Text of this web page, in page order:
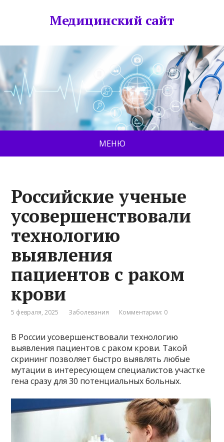
Медицинский сайт
МЕНЮ
Российские ученые
усовершенствовали
технологию
выявления
пациентов с раком
крови
5 февраля, 2025 Заболевания Комментарии: 0
В России усовершенствовали технологию
выявления пациентов с раком крови. Такой
скрининг позволяет быстро выявлять любые
мутации в интересующем специалистов участке
гена сразу для 30 потенциальных больных.